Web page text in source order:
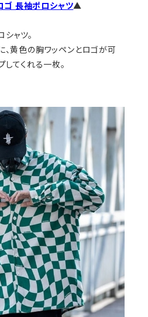
長袖ポロシャツ▲
ャツ。
、黄色の胸ワッペンとロゴが可
してくれる一枚。